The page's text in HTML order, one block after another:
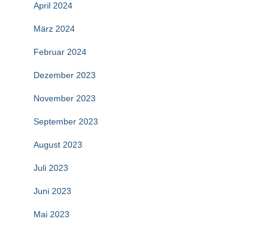
April 2024
März 2024
Februar 2024
Dezember 2023
November 2023
September 2023
August 2023
Juli 2023
Juni 2023
Mai 2023